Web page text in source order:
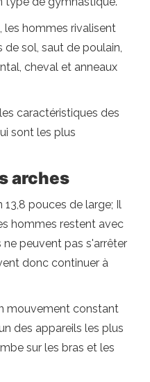
les hommes rivalisent
de sol, saut de poulain,
cheval et anneaux
caractéristiques des
sont les plus
arches
pouces de large; Il
hommes restent avec
peuvent pas s'arrêter
donc continuer à
mouvement constant
des appareils les plus
sur les bras et les